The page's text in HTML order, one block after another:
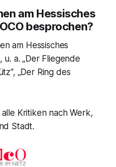
am Hessisches
besprochen?
am Hessisches
a. „Der Fliegende
„Der Ring des
Kritiken nach Werk,
Stadt.